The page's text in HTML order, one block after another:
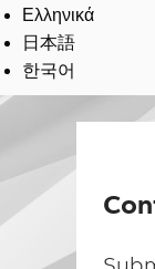
Ελληνικά
日本語
한국어